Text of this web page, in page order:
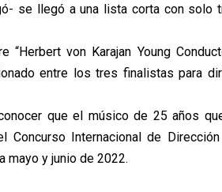
se llegó a una lista corta con solo
von Karajan Young
entre los tres finalistas para
que el músico de 25 años
Internacional de
mayo y junio de 2022.